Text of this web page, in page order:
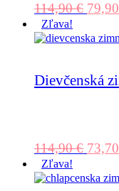
114,90€ 79,90
Zľava!
Dievčenská
114,90€ 73,70
Zľava!